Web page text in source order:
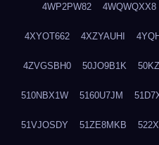
4WP2PW82 4WQWQXX8
4XYOT662 4XZYAUHI
4ZVGSBH0 50JO9B1K
510NBX1W 5160U7JM
51VJOSDY 51ZE8MKB